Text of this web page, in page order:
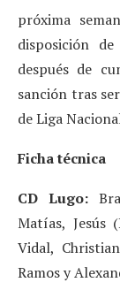
próxima
disposición
después de
sanción tras
de Liga
Ficha técnica
CD Lugo:
Matías, Jesús
Vidal,
Ramos y